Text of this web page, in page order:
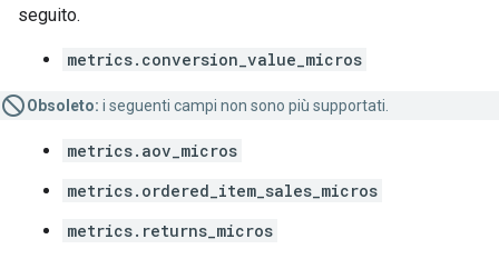
seguito.
metrics.conversion_value_micros
Obsoleto: i seguenti campi non sono più supportati.
metrics.aov_micros
metrics.ordered_item_sales_micros
metrics.returns_micros